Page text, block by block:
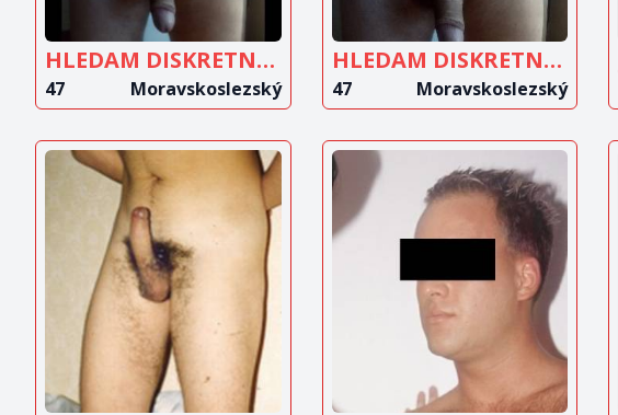
HLEDAM DISKRETNI MILENKU
47 Moravskoslezský
HLEDAM DISKRETNI MILENKU
47 Moravskoslezský
ZOBRAZIT
INZERÁT
ZOBRAZIT
INZERÁT